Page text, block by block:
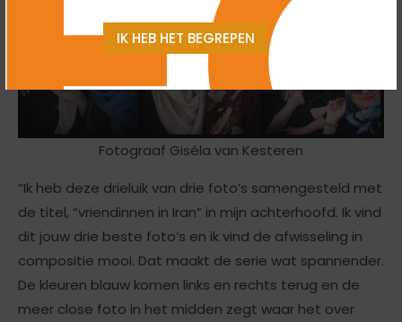
IK HEB HET BEGREPEN
Fotograaf Giséla van Kesteren
“Ik heb deze drieluik van drie foto’s samengesteld met
de titel, “vriendinnen in Iran” in mijn achterhoofd. Ik vind
dit jouw drie beste foto’s en ik vind de afwisseling in
compositie mooi. Dat maakt de serie wat spannender.
De kleuren blauw komen links en rechts terug en de
meer close foto in het midden zegt waar het over